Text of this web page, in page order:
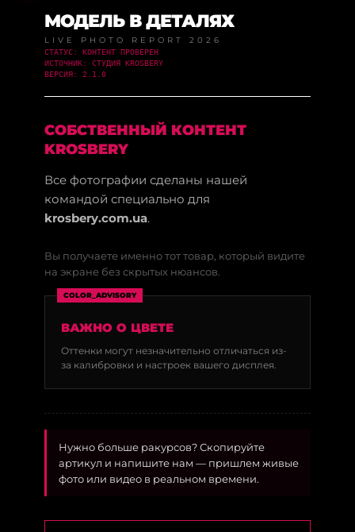
МОДЕЛЬ В ДЕТАЛЯХ
LIVE PHOTO REPORT 2026
СТАТУС: КОНТЕНТ ПРОВЕРЕН
ИСТОЧНИК: СТУДИЯ KROSBERY
ВЕРСИЯ: 2.1.0
СОБСТВЕННЫЙ КОНТЕНТ
KROSBERY
Все фотографии сделаны нашей
командой специально для
krosbery.com.ua.
Вы получаете именно тот товар, который видите
на экране без скрытых нюансов.
COLOR_ADVISORY
ВАЖНО О ЦВЕТЕ
Оттенки могут незначительно отличаться из-
за калибровки и настроек вашего дисплея.
Нужно больше ракурсов? Скопируйте
артикул и напишите нам — пришлем живые
фото или видео в реальном времени.